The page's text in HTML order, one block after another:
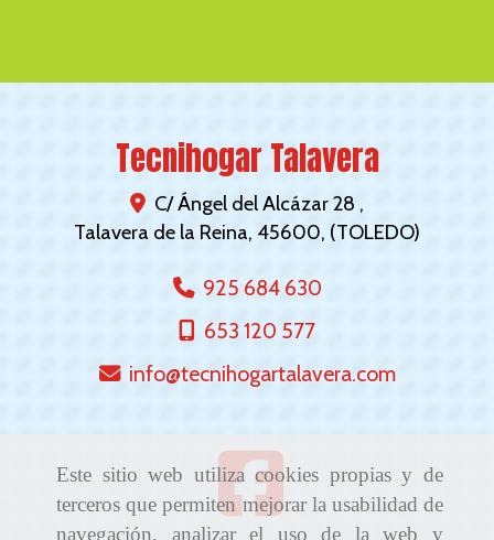
Este sitio web utiliza cookies propias y de
terceros que permiten mejorar la usabilidad de
navegación, analizar el uso de la web y
Tecnihogar Talavera
C/ Ángel del Alcázar 28 ,
Talavera de la Reina, 45600, (TOLEDO)
925 684 630
653 120 577
info
tecnihogartalavera.com